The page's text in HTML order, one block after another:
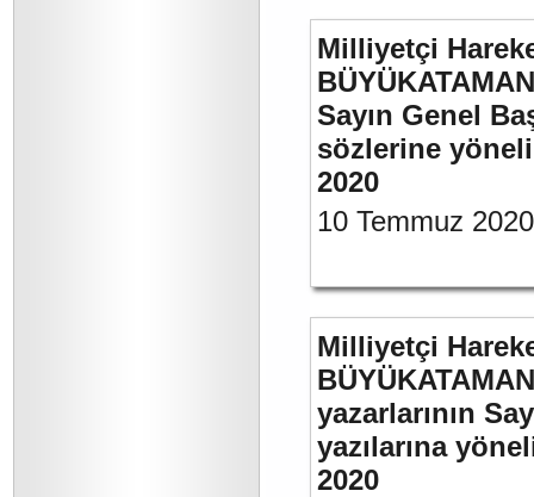
Milliyetçi
Sayın Genel
sözlerine
2020
10 Temmuz 2020
Milliyetçi
yazarlarının
yazılarına
2020